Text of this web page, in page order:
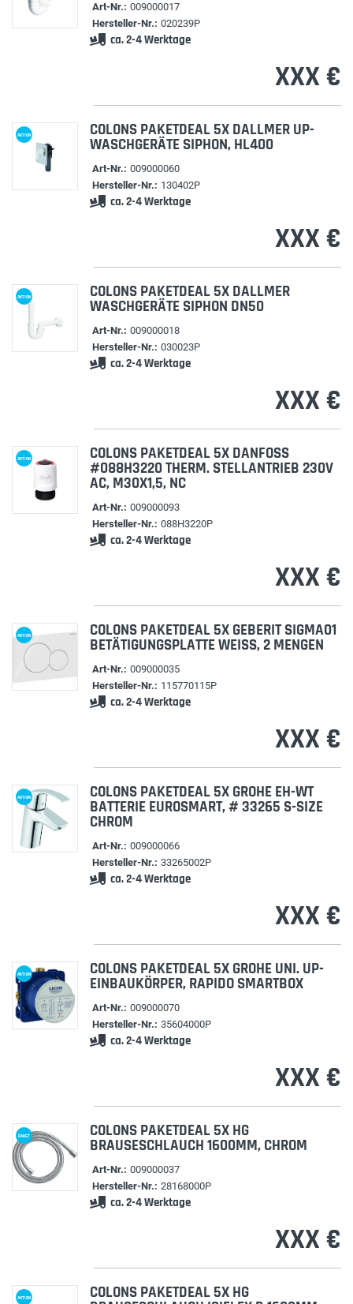
Art-Nr.: 009000017
Hersteller-Nr.: 020239P
ca. 2-4 Werktage
XXX €
AKTION COLONS PAKETDEAL 5X DALLMER UP-
WASCHGERÄTE SIPHON, HL400
Art-Nr.: 009000060
Hersteller-Nr.: 130402P
ca. 2-4 Werktage
XXX €
AKTION COLONS PAKETDEAL 5X DALLMER
WASCHGERÄTE SIPHON DN50
Art-Nr.: 009000018
Hersteller-Nr.: 030023P
ca. 2-4 Werktage
XXX €
AKTION COLONS PAKETDEAL 5X DANFOSS
#088H3220 THERM. STELLANTRIEB 230V
AC, M30X1,5, NC
Art-Nr.: 009000093
Hersteller-Nr.: 088H3220P
ca. 2-4 Werktage
XXX €
AKTION COLONS PAKETDEAL 5X GEBERIT SIGMA01
BETÄTIGUNGSPLATTE WEISS, 2 MENGEN
Art-Nr.: 009000035
Hersteller-Nr.: 115770115P
ca. 2-4 Werktage
XXX €
AKTION COLONS PAKETDEAL 5X GROHE EH-WT
BATTERIE EUROSMART, # 33265 S-SIZE
CHROM
Art-Nr.: 009000066
Hersteller-Nr.: 33265002P
ca. 2-4 Werktage
XXX €
AKTION COLONS PAKETDEAL 5X GROHE UNI. UP-
EINBAUKÖRPER, RAPIDO SMARTBOX
Art-Nr.: 009000070
Hersteller-Nr.: 35604000P
ca. 2-4 Werktage
XXX €
PAKET COLONS PAKETDEAL 5X HG
BRAUSESCHLAUCH 1600MM, CHROM
Art-Nr.: 009000037
Hersteller-Nr.: 28168000P
ca. 2-4 Werktage
XXX €
AKTION COLONS PAKETDEAL 5X HG